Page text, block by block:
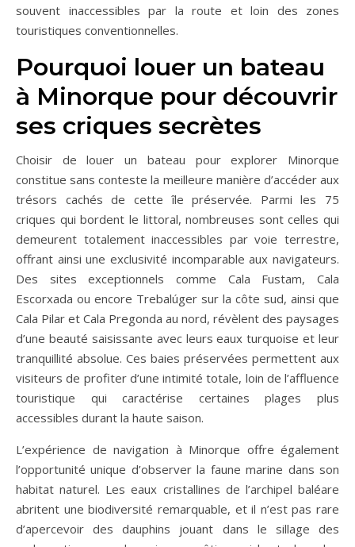
souvent inaccessibles par la route et loin des zones
touristiques conventionnelles.
Pourquoi louer un bateau
à Minorque pour découvrir
ses criques secrètes
Choisir de louer un bateau pour explorer Minorque
constitue sans conteste la meilleure manière d’accéder aux
trésors cachés de cette île préservée. Parmi les 75
criques qui bordent le littoral, nombreuses sont celles qui
demeurent totalement inaccessibles par voie terrestre,
offrant ainsi une exclusivité incomparable aux navigateurs.
Des sites exceptionnels comme Cala Fustam, Cala
Escorxada ou encore Trebalúger sur la côte sud, ainsi que
Cala Pilar et Cala Pregonda au nord, révèlent des paysages
d’une beauté saisissante avec leurs eaux turquoise et leur
tranquillité absolue. Ces baies préservées permettent aux
visiteurs de profiter d’une intimité totale, loin de l’affluence
touristique qui caractérise certaines plages plus
accessibles durant la haute saison.
L’expérience de navigation à Minorque offre également
l’opportunité unique d’observer la faune marine dans son
habitat naturel. Les eaux cristallines de l’archipel baléare
abritent une biodiversité remarquable, et il n’est pas rare
d’apercevoir des dauphins jouant dans le sillage des